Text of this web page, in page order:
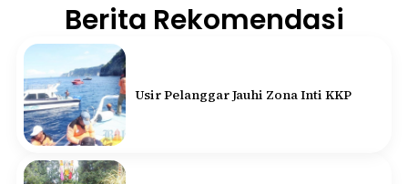
Berita Rekomendasi
Usir Pelanggar Jauhi Zona Inti KKP